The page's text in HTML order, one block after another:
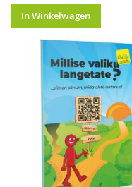
In Winkelwagen